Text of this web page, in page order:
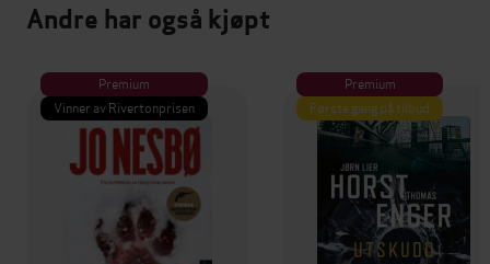
Andre har også kjøpt
Premium
Vinner av Rivertonprisen
Premium
Første gang på tilbud